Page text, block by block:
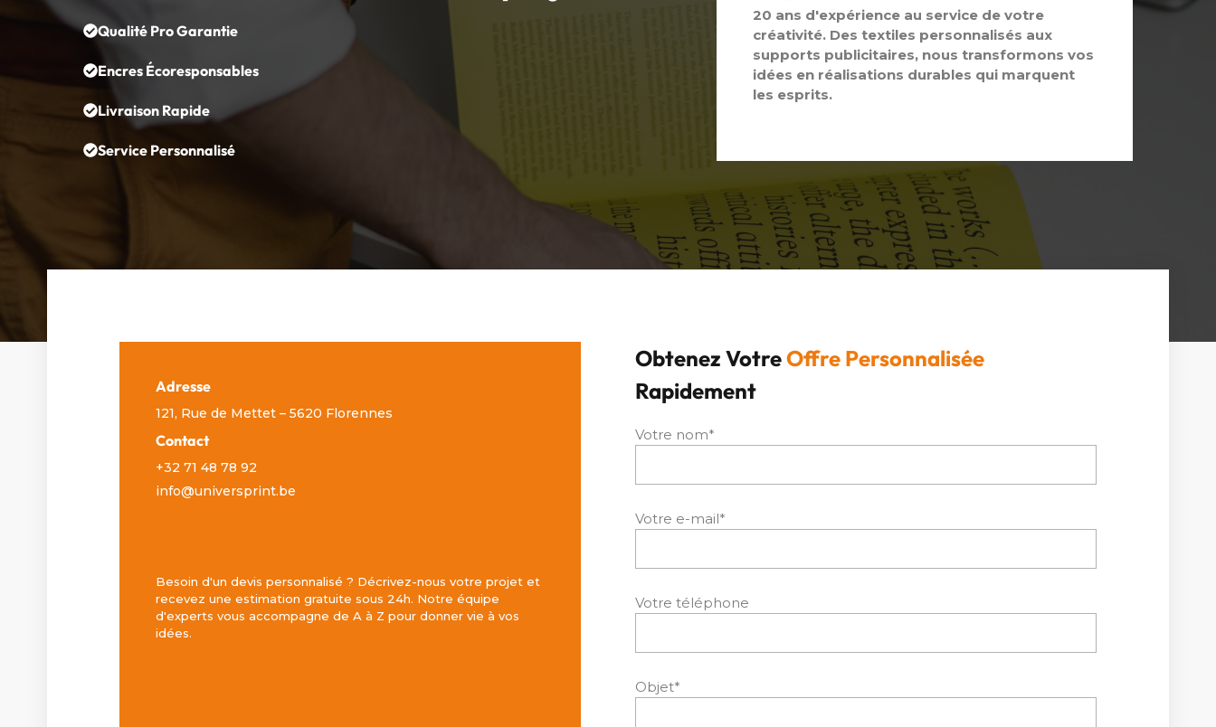
Qualité Pro Garantie
Encres Écoresponsables
Livraison Rapide
Service Personnalisé
20 ans d'expérience au service de votre
créativité. Des textiles personnalisés aux
supports publicitaires, nous transformons vos
idées en réalisations durables qui marquent
les esprits.
Adresse
121, Rue de Mettet – 5620 Florennes
Contact
+32 71 48 78 92
info@universprint.be
Besoin d'un devis personnalisé ? Décrivez-nous votre projet et
recevez une estimation gratuite sous 24h. Notre équipe
d'experts vous accompagne de A à Z pour donner vie à vos
idées.
Obtenez VotreOffre Personnalisée
Rapidement
Votre nom*
Votre e-mail*
Votre téléphone
Objet*